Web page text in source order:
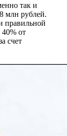
так и
млн рублей.
правильной
от
счет